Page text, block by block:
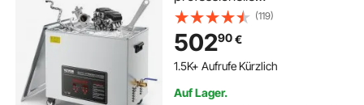
Ultraschallreinigungsmaschin
e mit Reinigungskorb &
Digitalanzeige, 840 W
Edelstahl 40 kHz
Rädern für Teile Vergaser
(119)
50290€
1.5K+ Aufrufe Kürzlich
Auf Lager.